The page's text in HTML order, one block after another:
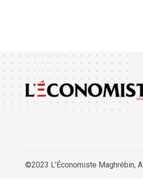
©2023 L’Économiste Maghrébin,